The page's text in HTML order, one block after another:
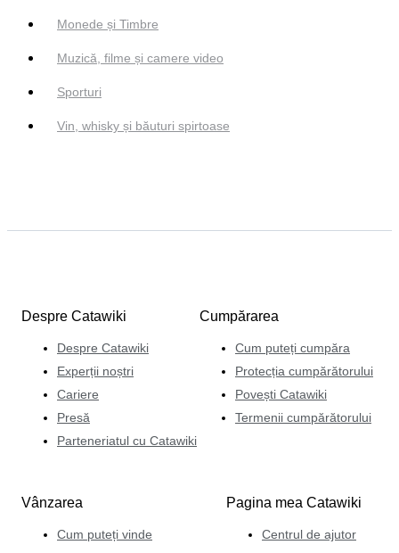
Monede și Timbre
Muzică, filme și camere video
Sporturi
Vin, whisky și băuturi spirtoase
Despre Catawiki
Despre Catawiki
Experții noștri
Cariere
Presă
Parteneriatul cu Catawiki
Cumpărarea
Cum puteți cumpăra
Protecția cumpărătorului
Povești Catawiki
Termenii cumpărătorului
Vânzarea
Cum puteți vinde
Pagina mea Catawiki
Centrul de ajutor